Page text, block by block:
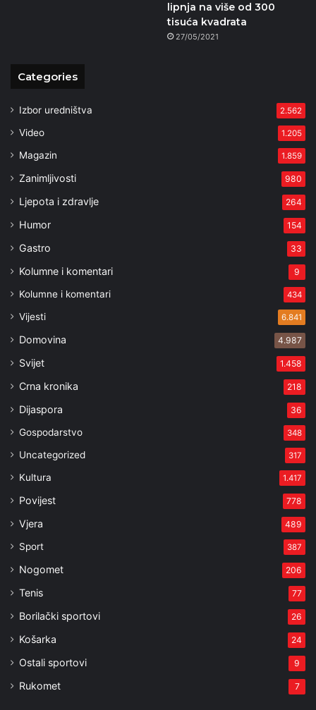
lipnja na više od 300
tisuća kvadrata
27/05/2021
Categories
Izbor uredništva 2.562
Video 1.205
Magazin 1.859
Zanimljivosti 980
Ljepota i zdravlje 264
Humor 154
Gastro 33
Kolumne i komentari 9
Kolumne i komentari 434
Vijesti 6.841
Domovina 4.987
Svijet 1.458
Crna kronika 218
Dijaspora 36
Gospodarstvo 348
Uncategorized 317
Kultura 1.417
Povijest 778
Vjera 489
Sport 387
Nogomet 206
Tenis 77
Borilački sportovi 26
Košarka 24
Ostali sportovi 9
Rukomet 7